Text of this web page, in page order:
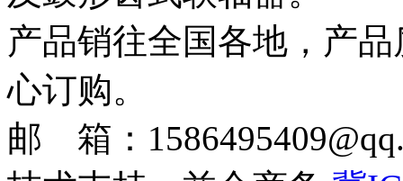
产品销往全国各地，产
心订购。
邮 箱：